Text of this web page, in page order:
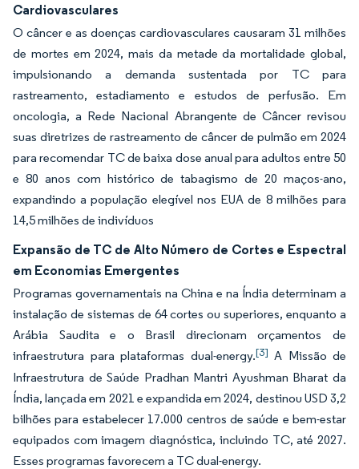
Cardiovasculares
O câncer e as doenças cardiovasculares causaram 31 milhões
de mortes em 2024, mais da metade da mortalidade global,
impulsionando a demanda sustentada por TC para
rastreamento, estadiamento e estudos de perfusão. Em
oncologia, a Rede Nacional Abrangente de Câncer revisou
suas diretrizes de rastreamento de câncer de pulmão em 2024
para recomendar TC de baixa dose anual para adultos entre 50
e 80 anos com histórico de tabagismo de 20 maços-ano,
expandindo a população elegível nos EUA de 8 milhões para
14,5 milhões de indivíduos
Expansão de TC de Alto Número de Cortes e Espectral
em Economias Emergentes
Programas governamentais na China e na Índia determinam a
instalação de sistemas de 64 cortes ou superiores, enquanto a
Arábia Saudita e o Brasil direcionam orçamentos de
infraestrutura para plataformas dual-energy.[3] A Missão de
Infraestrutura de Saúde Pradhan Mantri Ayushman Bharat da
Índia, lançada em 2021 e expandida em 2024, destinou USD 3,2
bilhões para estabelecer 17.000 centros de saúde e bem-estar
equipados com imagem diagnóstica, incluindo TC, até 2027.
Esses programas favorecem a TC dual-energy.